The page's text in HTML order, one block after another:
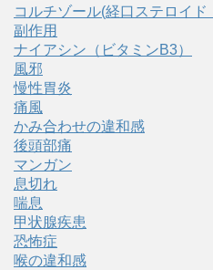
コルチゾール(経口ステロイ
副作用
ナイアシン（ビタミンB3）
風邪
慢性胃炎
痛風
かみ合わせの違和感
後頭部痛
マンガン
息切れ
喘息
甲状腺疾患
恐怖症
喉の違和感